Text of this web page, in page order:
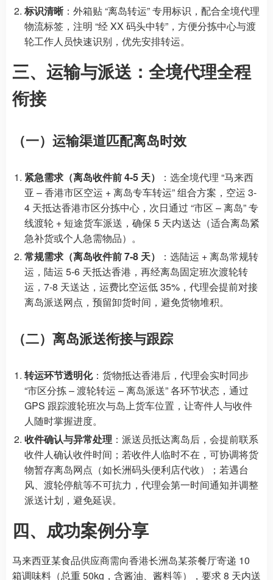
标识清晰：外箱贴 “离岛转运” 专用标识，配合全境代理
物流标签，注明 “经 XX 码头中转”，方便分拣中心与渡
轮工作人员快速识别，优先安排转运。
三、运输与派送：全境代理全程
衔接
（一）运输渠道匹配离岛时效
紧急需求（离岛收件前 4-5 天）
：选全境代理 “马来西
亚 – 香港市区空运 + 离岛专车转运” 组合方案，空运 3-
4 天抵达香港市区分拣中心，次日通过 “市区 – 离岛” 专
线渡轮 + 短途货车派送，确保 5 天内送达（适合离岛紧
急补货或个人急需物品）。
常规需求（离岛收件前 7-8 天）
：选陆运 + 离岛常规转
运，陆运 5-6 天抵达香港，再经离岛固定班次渡轮转
运，7-8 天送达，运费比空运低 35%，代理会提前对接
离岛派送网点，预留卸货时间，避免货物堆积。
（二）离岛派送衔接与跟踪
转运环节透明化：货物抵达香港后，代理会实时同步
“市区分拣 – 渡轮转运 – 离岛派送” 各环节状态，通过
GPS 跟踪渡轮班次与岛上货车位置，让寄件人与收件
人随时掌握进度。
收件确认与异常处理 ：派送员抵达离岛后，会提前联系
收件人确认收件时间；若收件人临时不在，可协调将货
物暂存离岛网点（如长洲码头便利店代收）；若遇台
风、渡轮停航等不可抗力，代理会第一时间通知并调整
派送计划，避免延误。
四、成功案例分享
马来西亚某食品供应商需向香港长洲岛某茶餐厅寄递 10
箱调味料（总重 50kg，含酱油、酱料等），要求 8 天内送